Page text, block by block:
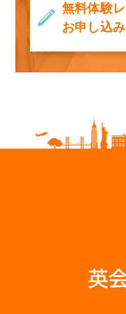
無料体験
お申し込